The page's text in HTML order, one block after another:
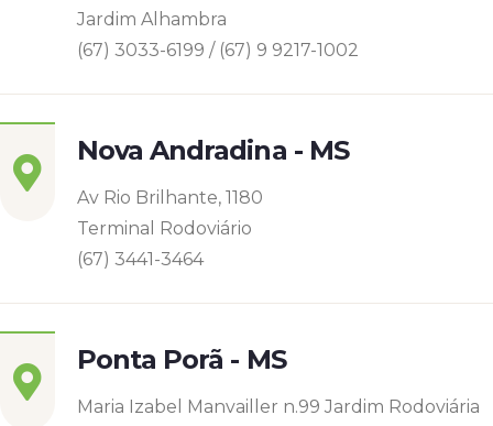
Jardim Alhambra
(67) 3033-6199 / (67) 9 9217-1002
Nova Andradina - MS
Av Rio Brilhante, 1180
Terminal Rodoviário
(67) 3441-3464
Ponta Porã - MS
Maria Izabel Manvailler n.99 Jardim Rodoviária